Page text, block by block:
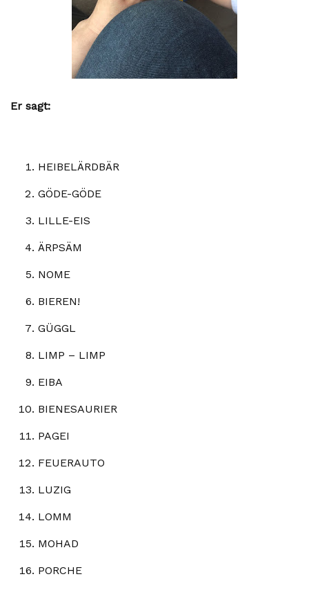
Er sagt:
HEIBELÄRDBÄR
GÖDE-GÖDE
LILLE-EIS
ÄRPSÄM
NOME
BIEREN!
GÜGGL
LIMP – LIMP
EIBA
BIENESAURIER
PAGEI
FEUERAUTO
LUZIG
LOMM
MOHAD
PORCHE